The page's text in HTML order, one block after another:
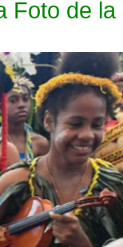
Foto de la